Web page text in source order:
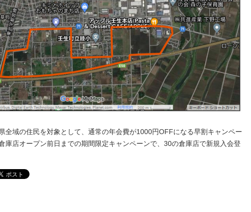
全域の住民を対象として、通常の年会費が1000円OFFになる早割キャンペー
庫店オープン前日までの期間限定キャンペーンで、30の倉庫店で新規入会登